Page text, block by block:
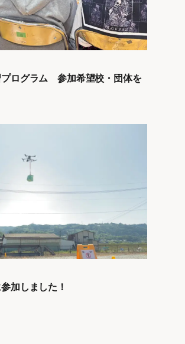
プログラム 参加希望校・団体を
加しました！